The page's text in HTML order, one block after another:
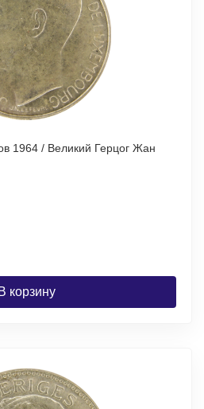
1964 / Великий Герцог Жан
В корзину